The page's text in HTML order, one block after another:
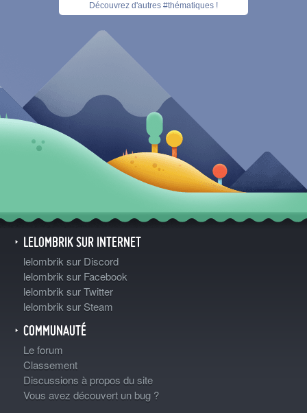
Découvrez d'autres #thématiques !
LELOMBRIK SUR INTERNET
lelombrik sur Discord
lelombrik sur Facebook
lelombrik sur Twitter
lelombrik sur Steam
COMMUNAUTÉ
Le forum
Classement
Discussions à propos du site
Vous avez découvert un bug ?